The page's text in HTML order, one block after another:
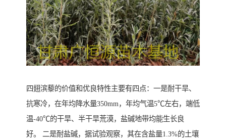
四翅滨藜的价值和优良特性主要有四点：一是耐干旱、
抗寒冷，在年均降水量350mm，年均气温5℃左右，端低
温-40℃的干旱、半干旱荒漠，盐碱地带均能生长良
好。 二是耐盐碱，据试验观察，其在含盐量1.3%的土壤